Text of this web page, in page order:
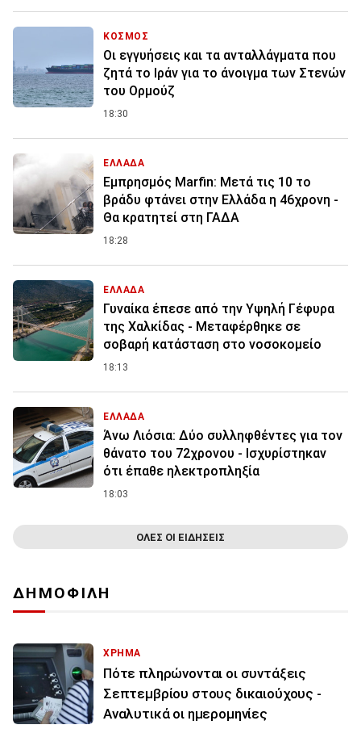
ΚΟΣΜΟΣ
Οι εγγυήσεις και τα ανταλλάγματα που
ζητά το Ιράν για το άνοιγμα των Στενών
του Ορμούζ
18:30
ΕΛΛΑΔΑ
Εμπρησμός Marfin: Μετά τις 10 το
βράδυ φτάνει στην Ελλάδα η 46χρονη -
Θα κρατητεί στη ΓΑΔΑ
18:28
ΕΛΛΑΔΑ
Γυναίκα έπεσε από την Υψηλή Γέφυρα
της Χαλκίδας - Μεταφέρθηκε σε
σοβαρή κατάσταση στο νοσοκομείο
18:13
ΕΛΛΑΔΑ
Άνω Λιόσια: Δύο συλληφθέντες για τον
θάνατο του 72χρονου - Ισχυρίστηκαν
ότι έπαθε ηλεκτροπληξία
18:03
ΟΛΕΣ ΟΙ ΕΙΔΗΣΕΙΣ
ΔΗΜΟΦΙΛΗ
ΧΡΗΜΑ
Πότε πληρώνονται οι συντάξεις
Σεπτεμβρίου στους δικαιούχους -
Αναλυτικά οι ημερομηνίες